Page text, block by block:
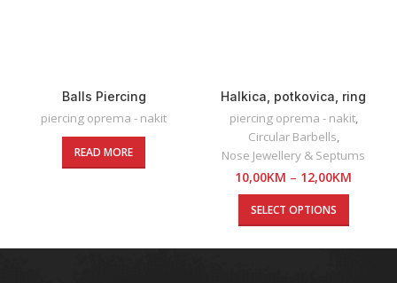
Balls Piercing
piercing oprema - nakit
READ MORE
Halkica, potkovica, ring
piercing oprema - nakit,
Circular Barbells
Nose Jewellery & Septums
10,00KM – 12,00KM
SELECT OPTIONS